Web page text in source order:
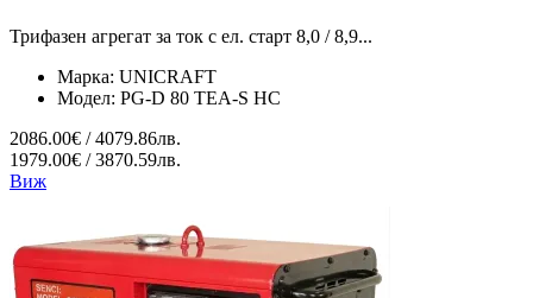
Трифазен агрегат за ток с ел. старт 8,0 / 8,9...
Марка: UNICRAFT
Модел: PG-D 80 TEA-S HC
2086.00€ / 4079.86лв.
1979.00€ / 3870.59лв.
Виж